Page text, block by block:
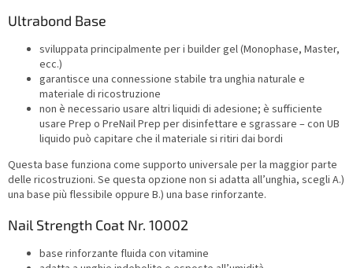
Ultrabond Base
sviluppata principalmente per i builder gel (Monophase, Master,
ecc.)
garantisce una connessione stabile tra unghia naturale e
materiale di ricostruzione
non è necessario usare altri liquidi di adesione; è sufficiente
usare Prep o PreNail Prep per disinfettare e sgrassare – con UB
liquido può capitare che il materiale si ritiri dai bordi
Questa base funziona come supporto universale per la maggior parte
delle ricostruzioni. Se questa opzione non si adatta all’unghia, scegli A.)
una base più flessibile oppure B.) una base rinforzante.
Nail Strength Coat Nr. 10002
base rinforzante fluida con vitamine